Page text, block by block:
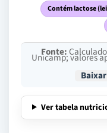
Contém lactose
Fonte:
Unicamp; valores
Ver tabela